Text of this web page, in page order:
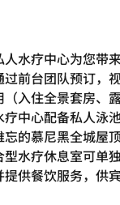
水疗中心为您带
前台团队预订，
入住全景套房、
中心配备私人泳
的慕尼黑全城屋
水疗休息室可单
供餐饮服务，供